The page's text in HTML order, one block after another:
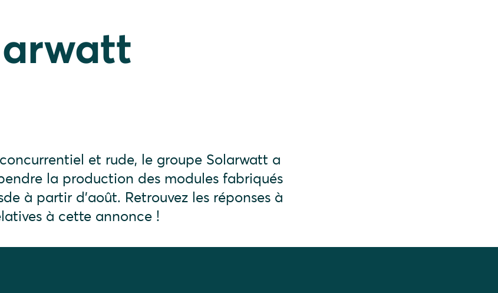
et rude, le groupe Solarwatt a
la production des modules fabriqués
à partir d'août. Retrouvez les réponses à
à cette annonce !